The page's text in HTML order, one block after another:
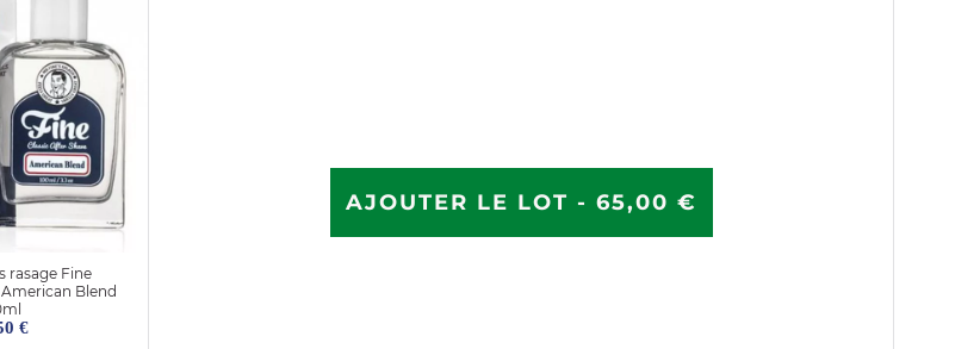
rasage Fine
Blend
€
AJOUTER LE LOT - 65,00 €